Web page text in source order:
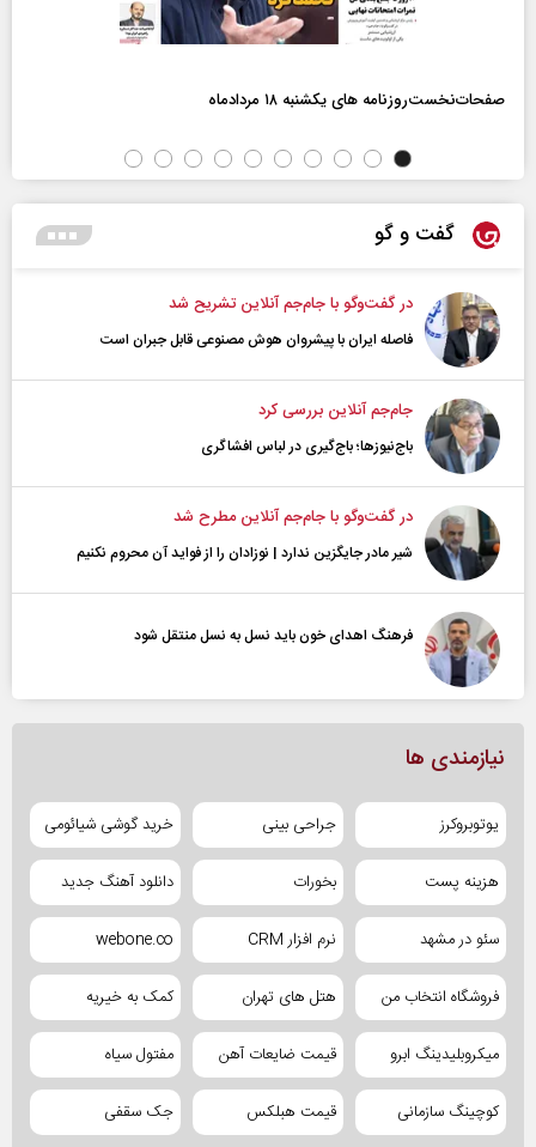
صفحات‌نخست‌روزنامه ها‌ی یکشنبه ۱۸ مردادماه
گفت و گو
در گفت‌و‌گو با جام‌جم آنلاین تشریح شد
فاصله ایران با پیشرو‌ان هوش مصنوعی قابل جبران است
جام‌جم آنلاین بررسی کرد
باج‌نیوزها؛ باج‌گیری در لباس افشاگری
در گفت‌و‌گو با جام‌جم آنلاین مطرح شد
شیر مادر جایگزین ندارد | نوزادان را از فواید آن محروم نکنیم
فرهنگ اهدای خون باید نسل به نسل منتقل شود
نیازمندی ها
یوتوبروکرز جراحی بینی خرید گوشی شیائومی
هزینه پست بخورات دانلود آهنگ جدید
سئو در مشهد نرم افزار CRM webone.co
فروشگاه انتخاب من هتل های تهران کمک به خیریه
میکروبلیدینگ ابرو قیمت ضایعات آهن مفتول سیاه
کوچینگ سازمانی قیمت هبلکس جک سقفی